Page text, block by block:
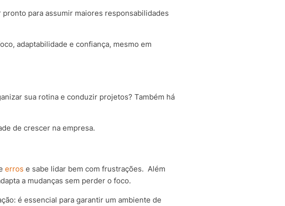
para assumir maiores responsabilidades
adaptabilidade e confiança, mesmo em
sua rotina e conduzir projetos? Também há
de crescer na empresa.
erros e sabe lidar bem com frustrações. Além
a mudanças sem perder o foco.
é essencial para garantir um ambiente de